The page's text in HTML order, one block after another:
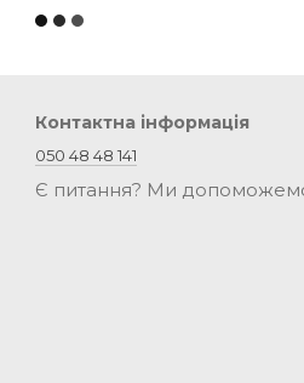
Контактна інформація
050 48 48 141
Є питання? Ми